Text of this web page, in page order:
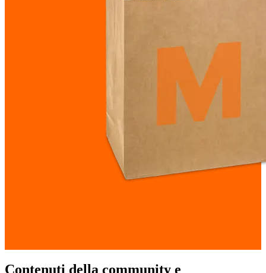
Contenuti della community e